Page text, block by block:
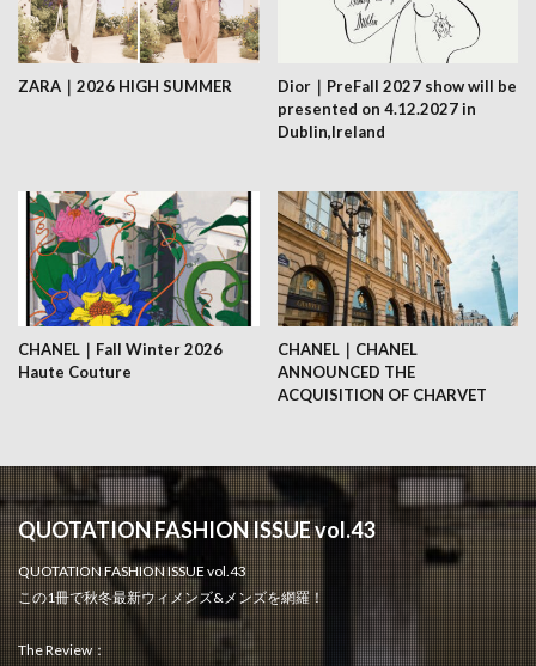
ZARA｜2026 HIGH SUMMER
Dior｜PreFall 2027 show will be
presented on 4.12.2027 in
Dublin,Ireland
CHANEL｜Fall Winter 2026
Haute Couture
CHANEL｜CHANEL
ANNOUNCED THE
ACQUISITION OF CHARVET
QUOTATION FASHION ISSUE vol.43
QUOTATION FASHION ISSUE vol.43
この1冊で秋冬最新ウィメンズ&メンズを網羅！
The Review：